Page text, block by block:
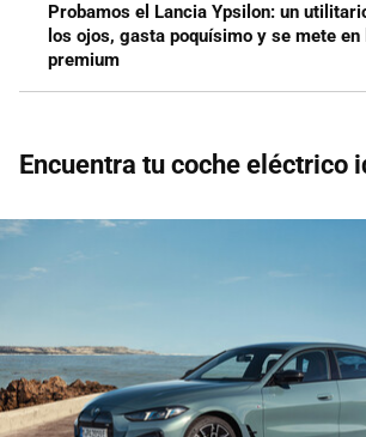
Probamos el Lancia Ypsilon: un
los ojos, gasta poquísimo y se mete
premium
Encuentra tu coche eléctrico